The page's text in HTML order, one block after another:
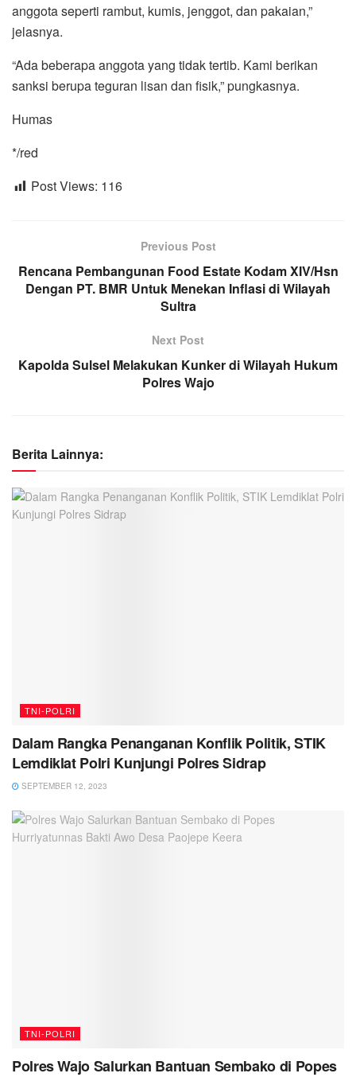
anggota seperti rambut, kumis, jenggot, dan pakaian,”
jelasnya.
“Ada beberapa anggota yang tidak tertib. Kami berikan
sanksi berupa teguran lisan dan fisik,” pungkasnya.
Humas
*/red
Post Views: 116
Previous Post
Rencana Pembangunan Food Estate Kodam XIV/Hsn
Dengan PT. BMR Untuk Menekan Inflasi di Wilayah
Sultra
Next Post
Kapolda Sulsel Melakukan Kunker di Wilayah Hukum
Polres Wajo
Berita Lainnya:
TNI-POLRI
Dalam Rangka Penanganan Konflik Politik, STIK
Lemdiklat Polri Kunjungi Polres Sidrap
SEPTEMBER 12, 2023
TNI-POLRI
Polres Wajo Salurkan Bantuan Sembako di Popes